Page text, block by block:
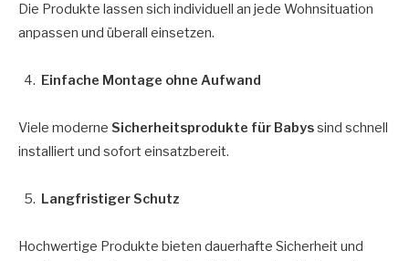
Die Produkte lassen sich individuell an jede Wohnsituation
anpassen und überall einsetzen.
Einfache Montage ohne Aufwand
Viele moderne Sicherheitsprodukte für Babyssind schnell
installiert und sofort einsatzbereit.
Langfristiger Schutz
Hochwertige Produkte bieten dauerhafte Sicherheit und